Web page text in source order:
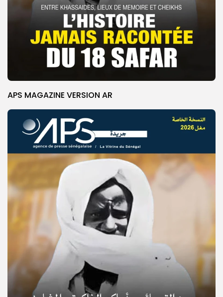
© Copyright 2025, APS
APS MAGAZINE VERSION AR